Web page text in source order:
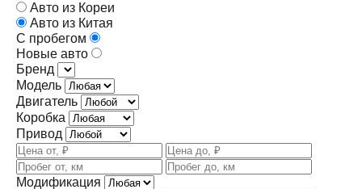
Авто из Кореи
Авто из Китая
С пробегом
Новые авто
Бренд
Модель
Двигатель
Коробка
Привод
Модификация